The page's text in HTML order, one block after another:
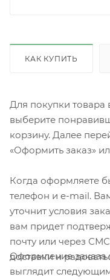
КАК КУПИТЬ
Для покупки
выберите
корзину. Далее
«Оформить заказ»
Когда оформляете
телефон и e-mail.
уточнит условия
вам придет
почту или через
доставки и
Оформление заказа
выглядит